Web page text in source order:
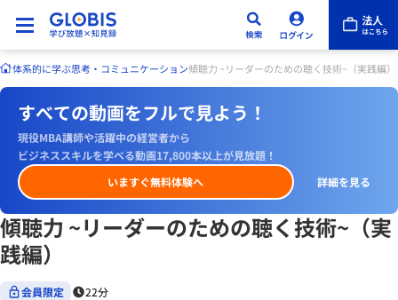
体系的に学ぶ思考・コミュニケーション傾聴力 ~リーダーのための聴く技術~（実践編）
すべての動画をフルで見よう！
現役MBA講師や活躍中の経営者から
ビジネススキルを学べる動画17,800本以上が見放題！
いますぐ無料体験へ
詳細を見る
傾聴力 ~リーダーのための聴く技術~（実
践編）
会員限定 22分